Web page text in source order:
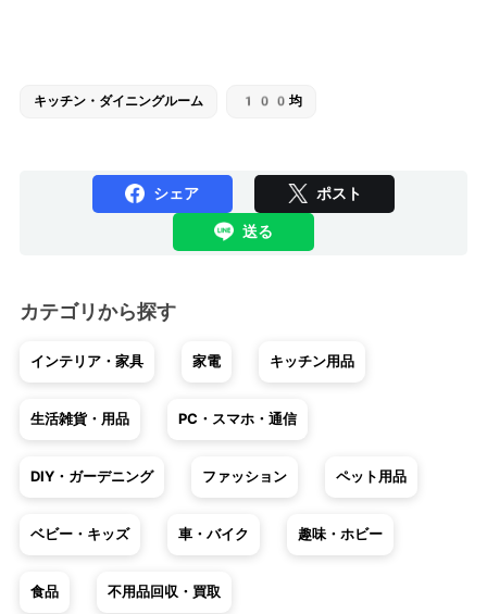
キッチン・ダイニングルーム 100均
シェア ポスト
送る
カテゴリから探す
インテリア・家具 家電 キッチン用品
生活雑貨・用品 PC・スマホ・通信
DIY・ガーデニング ファッション ペット用品
ベビー・キッズ 車・バイク 趣味・ホビー
食品 不用品回収・買取